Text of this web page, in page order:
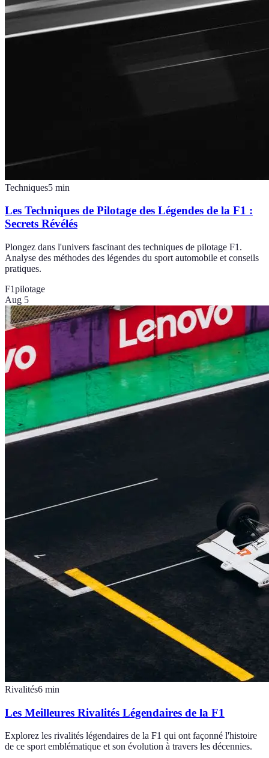
Techniques5 min
Les Techniques de Pilotage des Légendes de la F1 :
Secrets Révélés
Plongez dans l'univers fascinant des techniques de pilotage F1.
Analyse des méthodes des légendes du sport automobile et conseils
pratiques.
F1pilotage
Aug 5
Rivalités6 min
Les Meilleures Rivalités Légendaires de la F1
Explorez les rivalités légendaires de la F1 qui ont façonné l'histoire
de ce sport emblématique et son évolution à travers les décennies.